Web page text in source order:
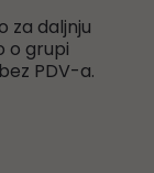
za daljnju
o grupi
PDV-a.